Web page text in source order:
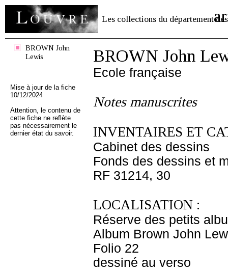
Les collections du département des
BROWN John
Lewis
Mise à jour de la fiche
10/12/2024
Attention, le contenu de
cette fiche ne reflète
pas nécessairement le
dernier état du savoir.
BROWN John
Ecole française
Notes manuscrites
INVENTAIRES ET
Cabinet des dessins
Fonds des dessins et
RF 31214, 30
LOCALISATION :
Réserve des petits
Album Brown John
Folio 22
dessiné au verso